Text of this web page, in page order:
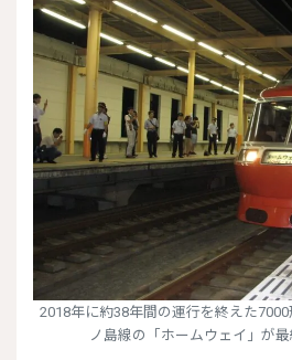
2018年に約38年間の運行を終えた
ノ島線の「ホームウェイ」が最